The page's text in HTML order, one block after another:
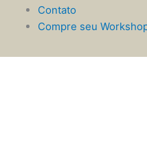
Contato
Compre seu